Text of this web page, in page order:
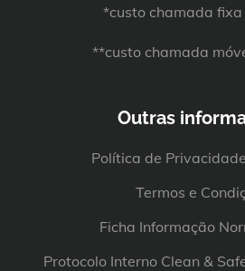
*custo chamada fixa
**custo chamada
Outras
Política de
Termos e
Ficha Informação
Protocolo Interno Clean &